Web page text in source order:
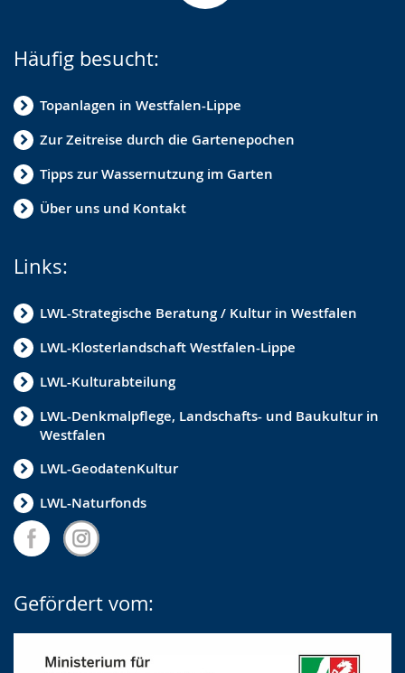
Häufig besucht:
Topanlagen in Westfalen-Lippe
Zur Zeitreise durch die Gartenepochen
Tipps zur Wassernutzung im Garten
Über uns und Kontakt
Links:
LWL-Strategische Beratung / Kultur in Westfalen
LWL-Klosterlandschaft Westfalen-Lippe
LWL-Kulturabteilung
LWL-Denkmalpflege, Landschafts- und Baukultur in
Westfalen
LWL-GeodatenKultur
LWL-Naturfonds
Gefördert vom: